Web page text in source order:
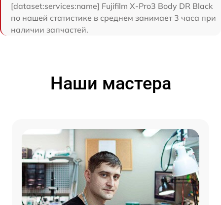
[dataset:services:name] Fujifilm X-Pro3 Body DR Black
по нашей статистике в среднем занимает 3 часа при
наличии запчастей.
Наши мастера